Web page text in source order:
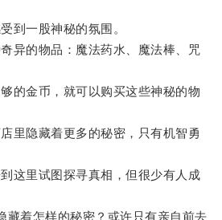
一股神秘的氛围。
的物品：魔法药水、魔法棒、咒
金币，就可以购买这些神秘的物
隐藏着更多的秘密，只有机智勇
里试图探寻真相，但很少有人成
着怎样的秘密？或许只有亲自前去